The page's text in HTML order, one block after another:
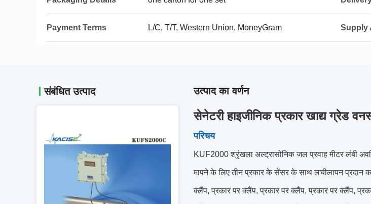
Payment Terms L/C, T/T, Western Union, MoneyGram Supply
संबंधित उत्पाद उत्पाद का वर्णन
सेनेटरी हाइजीनिक प्रकार खाद्य ग्रेड
परिचय
KUF2000 श्रृंखला अल्ट्रासोनिक जल प्रवाह मीटर लंबी
मापने के लिए तीन प्रकार के सेंसर के साथ लचीलापन प्रदान
क्लैंप, प्रकार पर क्लैंप, प्रकार पर क्लैंप, प्रकार पर क्लैंप,